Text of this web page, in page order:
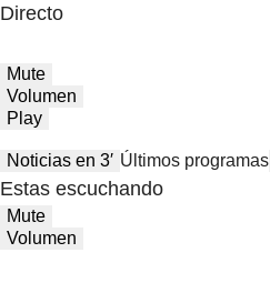
Directo
Mute
Volumen
Play
Noticias en 3′ Últimos programas
Estas escuchando
Mute
Volumen